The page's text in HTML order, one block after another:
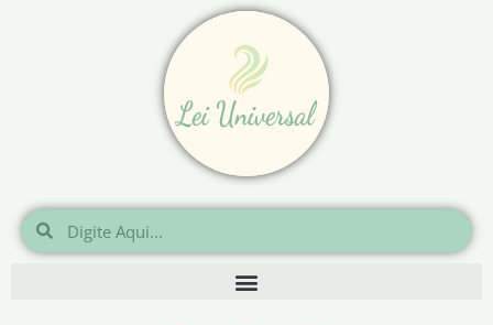
Pesquisar
Pesquisar